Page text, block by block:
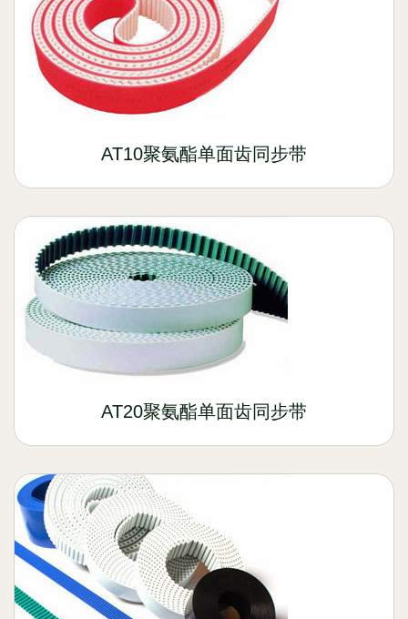
AT10聚氨酯单面齿同步带
AT20聚氨酯单面齿同步带